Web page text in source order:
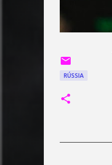
RÚSSIA